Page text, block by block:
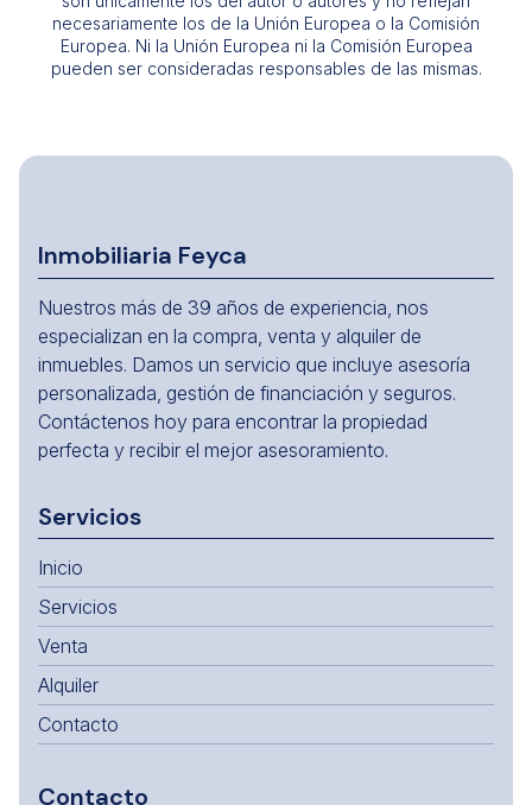
necesariamente los de la Unión Europea o la Comisión
Europea. Ni la Unión Europea ni la Comisión Europea
pueden ser consideradas responsables de las mismas.
Inmobiliaria Feyca
Nuestros más de 39 años de experiencia, nos
especializan en la compra, venta y alquiler de
inmuebles. Damos un servicio que incluye asesoría
personalizada, gestión de financiación y seguros.
Contáctenos hoy para encontrar la propiedad
perfecta y recibir el mejor asesoramiento.
Servicios
Inicio
Servicios
Venta
Alquiler
Contacto
Contacto